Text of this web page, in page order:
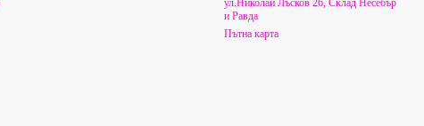
ул.Николай Лъсков 26, Склад Несебър
и Равда
Пътна карта